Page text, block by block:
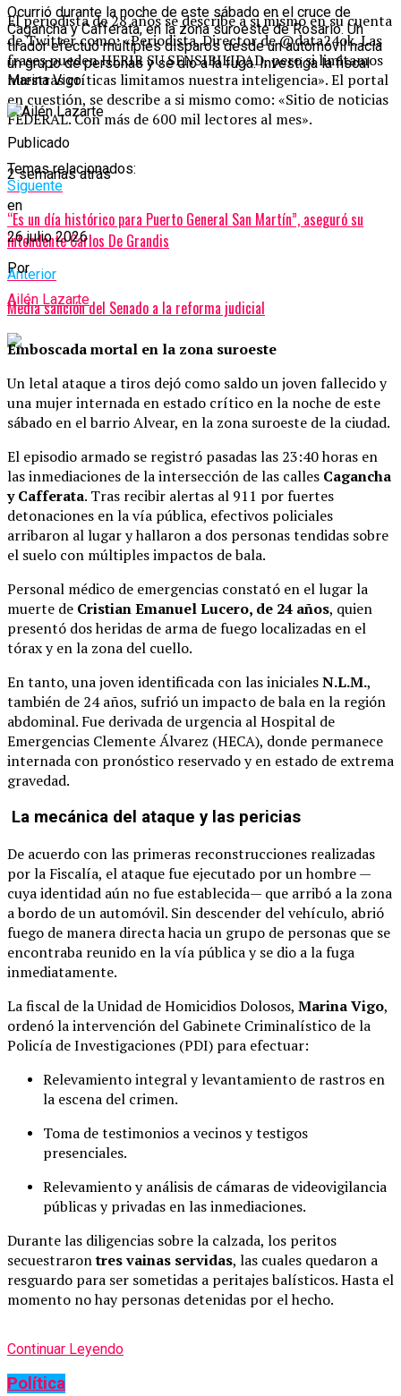
El periodista de 28 años se describe a si mismo en su cuenta
de Twitter como: «Periodista. Director de @data24ok. Las
frases pueden HERIR SU SENSIBILIDAD, pero si limitamos
nuestras críticas limitamos nuestra inteligencia». El portal
en cuestión, se describe a si mismo como: «Sitio de noticias
FEDERAL. Con más de 600 mil lectores al mes».
Temas relacionados:
Siguente
“Es un día histórico para Puerto General San Martín”, aseguró su
intendente Carlos De Grandis
Anterior
Media sanción del Senado a la reforma judicial
Ocurrió durante la noche de este sábado en el cruce de
Cagancha y Cafferata, en la zona suroeste de Rosario. Un
tirador efectuó múltiples disparos desde un automóvil hacia
un grupo de personas y se dio a la fuga. Investiga la fiscal
Marina Vigo.
Publicado
2 semanas atrás
en
26 julio 2026
Por
Ailén Lazarte
Emboscada mortal en la zona suroeste
Un letal ataque a tiros dejó como saldo un joven fallecido y
una mujer internada en estado crítico en la noche de este
sábado en el barrio Alvear, en la zona suroeste de la ciudad.
El episodio armado se registró pasadas las 23:40 horas en
las inmediaciones de la intersección de las calles Cagancha
y Cafferata. Tras recibir alertas al 911 por fuertes
detonaciones en la vía pública, efectivos policiales
arribaron al lugar y hallaron a dos personas tendidas sobre
el suelo con múltiples impactos de bala.
Personal médico de emergencias constató en el lugar la
muerte de Cristian Emanuel Lucero, de 24 años, quien
presentó dos heridas de arma de fuego localizadas en el
tórax y en la zona del cuello.
En tanto, una joven identificada con las inicialesN.L.M.,
también de 24 años, sufrió un impacto de bala en la región
abdominal. Fue derivada de urgencia al Hospital de
Emergencias Clemente Álvarez (HECA), donde permanece
internada con pronóstico reservado y en estado de extrema
gravedad.
La mecánica del ataque y las pericias
De acuerdo con las primeras reconstrucciones realizadas
por la Fiscalía, el ataque fue ejecutado por un hombre —
cuya identidad aún no fue establecida— que arribó a la zona
a bordo de un automóvil. Sin descender del vehículo, abrió
fuego de manera directa hacia un grupo de personas que se
encontraba reunido en la vía pública y se dio a la fuga
inmediatamente.
La fiscal de la Unidad de Homicidios Dolosos, Marina Vigo,
ordenó la intervención del Gabinete Criminalístico de la
Policía de Investigaciones (PDI) para efectuar:
Relevamiento integral y levantamiento de rastros en
la escena del crimen.
Toma de testimonios a vecinos y testigos
presenciales.
Relevamiento y análisis de cámaras de videovigilancia
públicas y privadas en las inmediaciones.
Durante las diligencias sobre la calzada, los peritos
secuestrarontres vainas servidas, las cuales quedaron a
resguardo para ser sometidas a peritajes balísticos. Hasta el
momento no hay personas detenidas por el hecho.
Continuar Leyendo
Política